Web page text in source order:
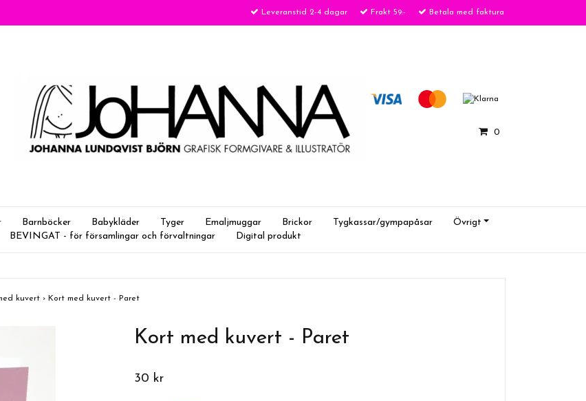
Leveranstid 2-4 dagar Frakt 59:- Betala med faktura
0
Barnböcker Babykläder Tyger Emaljmuggar Brickor Tygkassar/gympapåsar
Övrigt
BEVINGAT - för församlingar och förvaltningar Digital produkt
kuvert › Kort med kuvert - Paret
Kort med kuvert - Paret
30 kr